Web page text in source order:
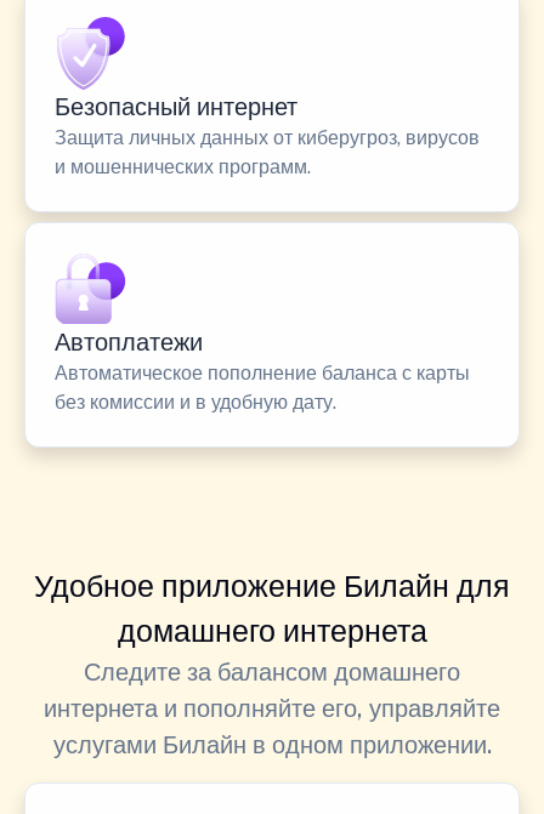
Безопасный интернет
Защита личных данных от киберугроз, вирусов
и мошеннических программ.
Автоплатежи
Автоматическое пополнение баланса с карты
без комиссии и в удобную дату.
Удобное приложение Билайн для
домашнего интернета
Следите за балансом домашнего
интернета и пополняйте его, управляйте
услугами Билайн в одном приложении.